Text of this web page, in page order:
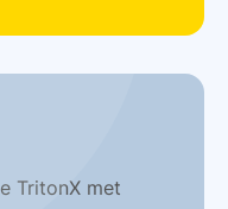
TritonX met